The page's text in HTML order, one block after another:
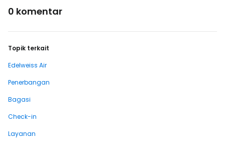
0 komentar
Topik terkait
Edelweiss Air
Penerbangan
Bagasi
Check-in
Layanan